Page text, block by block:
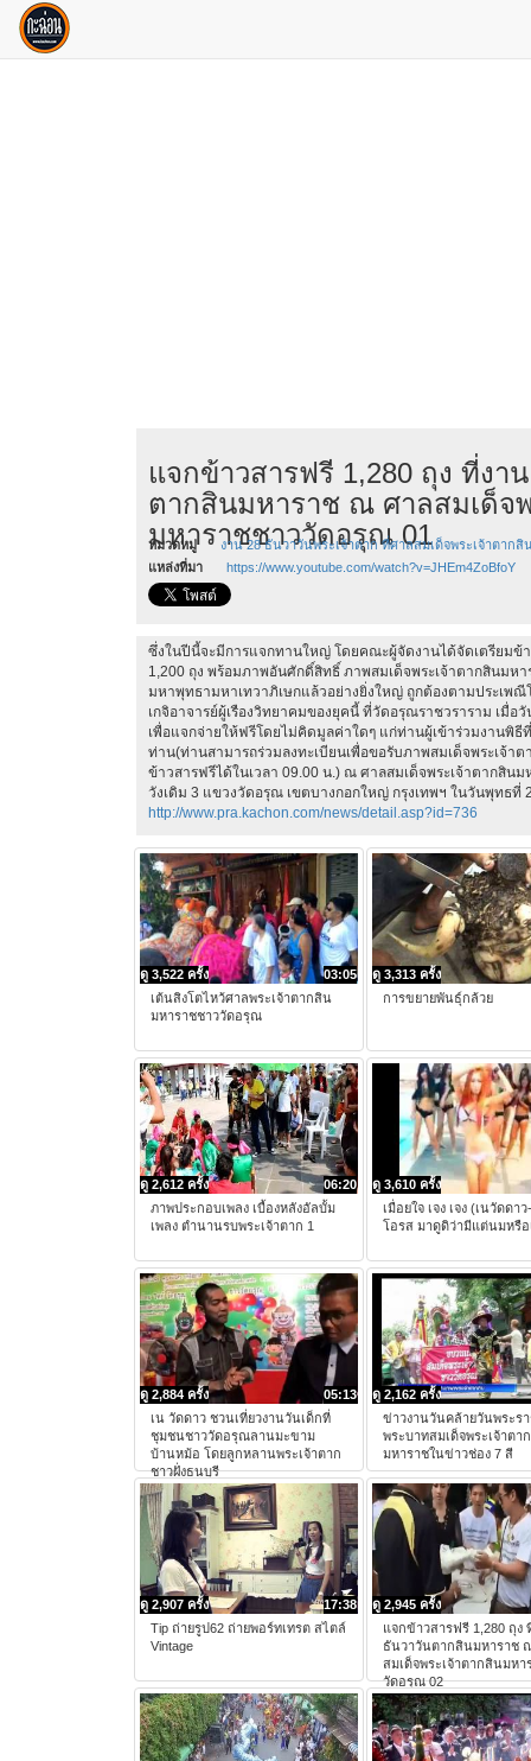
แจกข้าวสารฟรี 1,280 ถุง ที่งา
ตากสินมหาราช ณ ศาลสมเด็จ
มหาราชชาววัดอรุณ 01
หมวดหมู่
งาน 28 ธันวาวันพระเจ้าตาก ที่ศาลสมเด็จพระเจ้าตาก
แหล่งที่มา
https://www.youtube.com/watch?v=JHEm4ZoBfoY
ซึ่งในปีนี้จะมีการแจกทานใหญ่ โดยคณะผู้จัดงานได้จัดเตรียมข้า
1,200 ถุง พร้อมภาพอันศักดิ์สิทธิ์ ภาพสมเด็จพระเจ้าตากสินมห
มหาพุทธามหาเทวาภิเษกแล้วอย่างยิ่งใหญ่ ถูกต้องตามประเพ
เกจิอาจารย์ผู้เรืองวิทยาคมของยุคนี้ ที่วัดอรุณราชวราราม เมื่อ
เพื่อแจกจ่ายให้ฟรีโดยไม่คิดมูลค่าใดๆ แก่ท่านผู้เข้าร่วมงานพิธี
ท่าน(ท่านสามารถร่วมลงทะเบียนเพื่อขอรับภาพสมเด็จพระเจ้า
ข้าวสารฟรีได้ในเวลา 09.00 น.) ณ ศาลสมเด็จพระเจ้าตากสิน
วังเดิม 3 แขวงวัดอรุณ เขตบางกอกใหญ่ กรุงเทพฯ ในวันพุทธที่
http://www.pra.kachon.com/news/detail.asp?id=736
03:05
ดู 3,522 ครั้ง
เต้นสิงโตไหว้ศาลพระเจ้าตากสิน
มหาราชชาววัดอรุณ
ดู 3,313 ครั้ง
การขยายพันธุ์กล้วย
06:20
ดู 2,612 ครั้ง
ภาพประกอบเพลง เบื้องหลังอัลบั้ม
เพลง ตำนานรบพระเจ้าตาก 1
ดู 3,610 ครั้ง
เมื่อยใจ เจง เจง (เนวัดดา
โอรส มาดูดิว่ามีแต่นมหรือ
05:13
ดู 2,884 ครั้ง
เน วัดดาว ชวนเที่ยวงานวันเด็กที่
ชุมชนชาววัดอรุณลานมะขาม
บ้านหม้อ โดยลูกหลานพระเจ้าตาก
ชาวฝั่งธนบุรี
ดู 2,162 ครั้ง
ข่าวงานวันคล้ายวันพระร
พระบาทสมเด็จพระเจ้าตา
มหาราชในข่าวช่อง 7 สี
17:38
ดู 2,907 ครั้ง
Tip ถ่ายรูป62 ถ่ายพอร์ทเทรต สไตล์
Vintage
ดู 2,945 ครั้ง
แจกข้าวสารฟรี 1,280 ถุง
ธันวาวันตากสินมหาราช
สมเด็จพระเจ้าตากสินมหา
วัดอรุณ 02